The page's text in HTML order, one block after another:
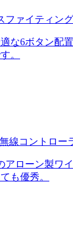
ファイティン
な6ボタン配
。
線コントロー
アローン製ワ
も優秀。